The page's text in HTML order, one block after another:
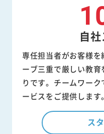
自
専任担当者がお客様
ーブ三重で厳しい教
りです。チームワー
ービスをご提供します。
ス